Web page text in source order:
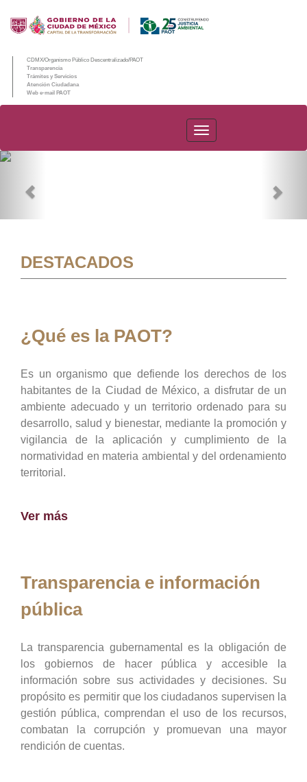
CDMX/Organismo Público Descentralizado/PAOT
Transparencia
Trámites y Servicios
Atención Ciudadana
Web e-mail PAOT
PAOT
DESTACADOS
¿Qué es la PAOT?
Es un organismo que defiende los derechos de los
habitantes de la Ciudad de México, a disfrutar de un
ambiente adecuado y un territorio ordenado para su
desarrollo, salud y bienestar, mediante la promoción y
vigilancia de la aplicación y cumplimiento de la
normatividad en materia ambiental y del ordenamiento
territorial.
Ver más
Transparencia e información
pública
La transparencia gubernamental es la obligación de
los gobiernos de hacer pública y accesible la
información sobre sus actividades y decisiones. Su
propósito es permitir que los ciudadanos supervisen la
gestión pública, comprendan el uso de los recursos,
combatan la corrupción y promuevan una mayor
rendición de cuentas.